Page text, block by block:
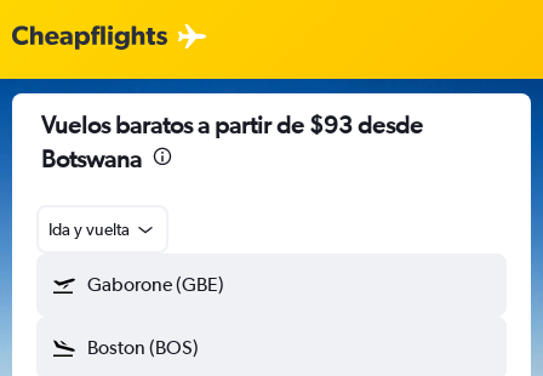
Vuelos baratos a partir de $93 desde
Botswana
Ida y vuelta
Gaborone (GBE)
Boston (BOS)